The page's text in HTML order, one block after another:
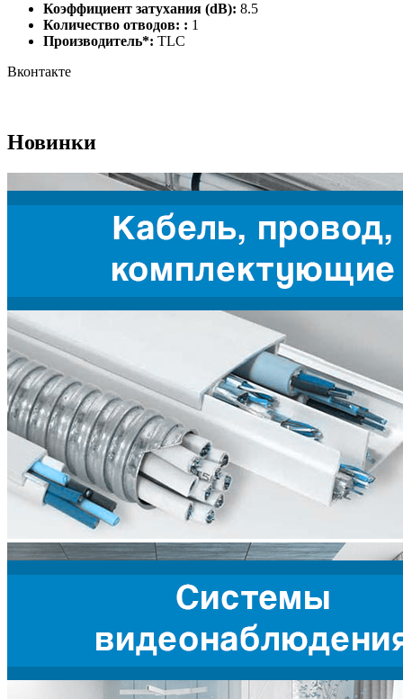
Коэффициент затухания (dB): 8.5
Количество отводов: : 1
Производитель*: TLC
Вконтакте
Новинки